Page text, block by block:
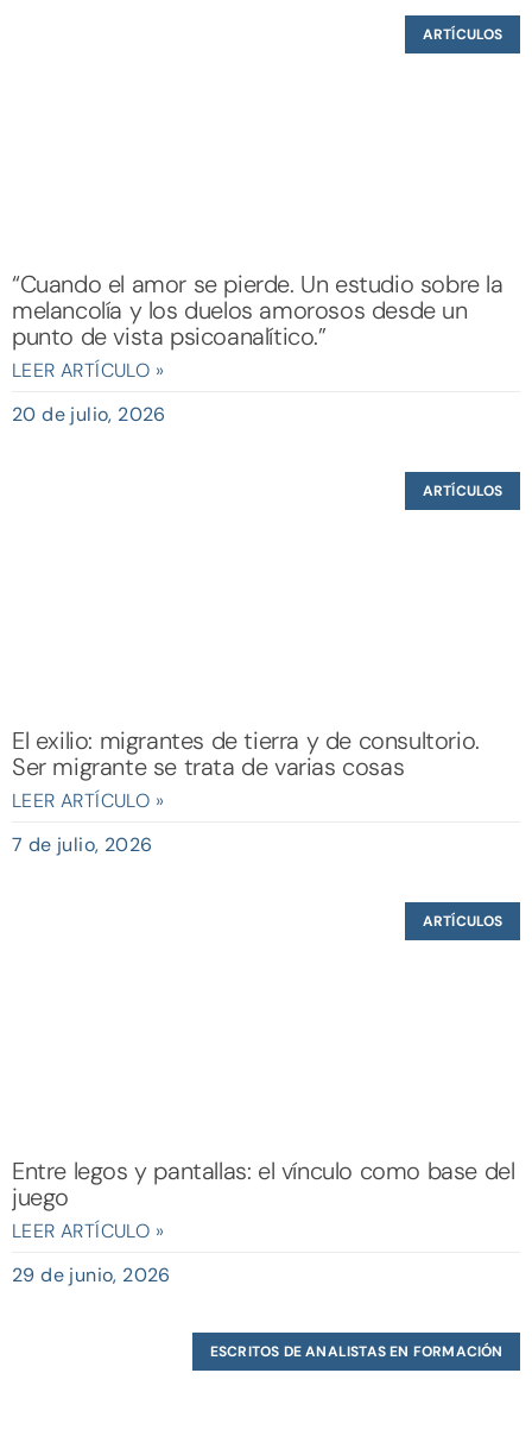
ARTÍCULOS
“Cuando el amor se pierde. Un estudio sobre la
melancolía y los duelos amorosos desde un
punto de vista psicoanalítico.”
LEER ARTÍCULO »
20 de julio, 2026
ARTÍCULOS
El exilio: migrantes de tierra y de consultorio.
Ser migrante se trata de varias cosas
LEER ARTÍCULO »
7 de julio, 2026
ARTÍCULOS
Entre legos y pantallas: el vínculo como base del
juego
LEER ARTÍCULO »
29 de junio, 2026
ESCRITOS DE ANALISTAS EN FORMACIÓN